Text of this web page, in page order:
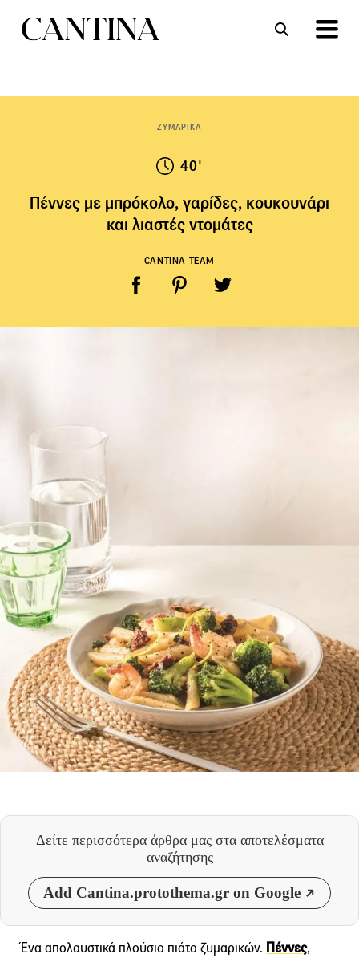
ΖΥΜΑΡΙΚΑ
40'
Πέννες με μπρόκολο, γαρίδες, κουκουνάρι
και λιαστές ντομάτες
CANTINA TEAM
Δείτε περισσότερα άρθρα μας στα αποτελέσματα
αναζήτησης
Add Cantina.protothema.gr on Google
Ένα απολαυστικά πλούσιο πιάτο ζυμαρικών. Πέννες,